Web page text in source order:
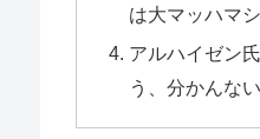
は大マッハマ
アルハイゼン
う、分かんな